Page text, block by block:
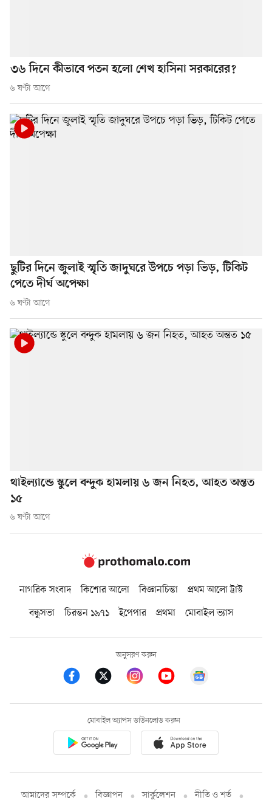
৩৬ দিনে কীভাবে পতন হলো শেখ হাসিনা সরকারের?
৬ ঘণ্টা আগে
ছুটির দিনে জুলাই স্মৃতি জাদুঘরে উপচে পড়া ভিড়, টিকিট
পেতে দীর্ঘ অপেক্ষা
৬ ঘণ্টা আগে
থাইল্যান্ডে স্কুলে বন্দুক হামলায় ৬ জন নিহত, আহত অন্তত
১৫
৬ ঘণ্টা আগে
নাগরিক সংবাদ কিশোর আলো বিজ্ঞানচিন্তা
প্রথম আলো ট্রাস্ট
বন্ধুসভা
চিরন্তন ১৯৭১ ইপেপার প্রথমা মোবাইল ভ্যাস
অনুসরণ করুন
মোবাইল অ্যাপস ডাউনলোড করুন
আমাদের সম্পর্কে বিজ্ঞাপন সার্কুলেশন নীতি ও শর্ত